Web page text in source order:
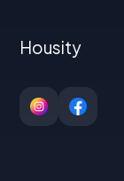
Housity